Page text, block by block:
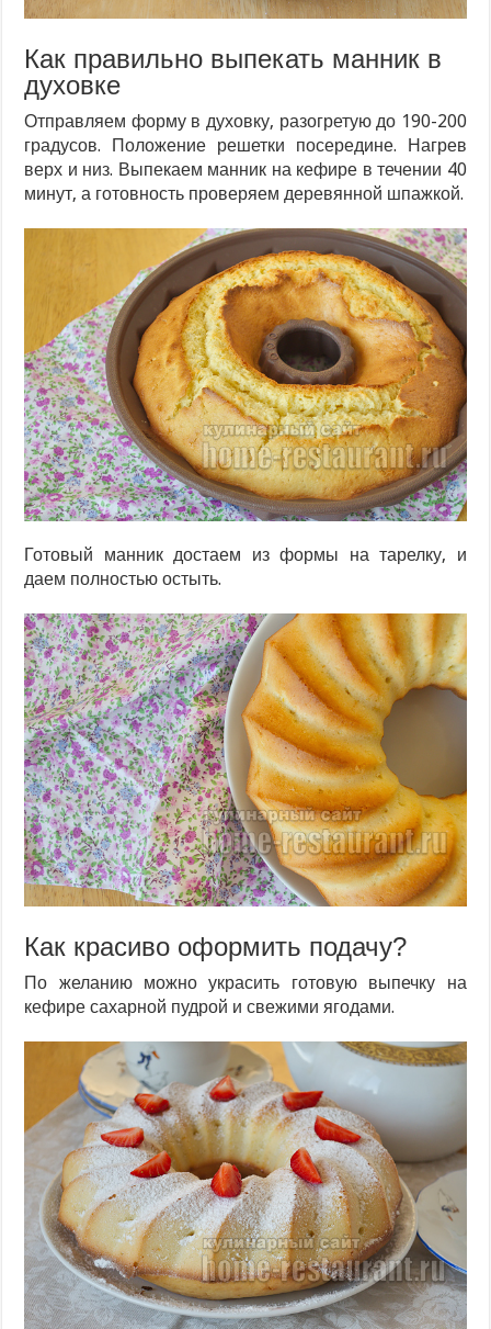
Как правильно выпекать манник в
духовке
Отправляем форму в духовку, разогретую до 190-200
градусов. Положение решетки посередине. Нагрев
верх и низ. Выпекаем манник на кефире в течении 40
минут, а готовность проверяем деревянной шпажкой.
Готовый манник достаем из формы на тарелку, и
даем полностью остыть.
Как красиво оформить подачу?
По желанию можно украсить готовую выпечку на
кефире сахарной пудрой и свежими ягодами.